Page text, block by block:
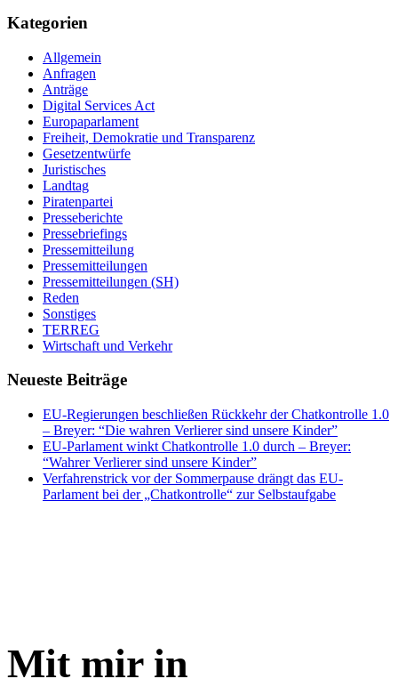
Kategorien
Allgemein
Anfragen
Anträge
Digital Services Act
Europaparlament
Freiheit, Demokratie und Transparenz
Gesetzentwürfe
Juristisches
Landtag
Piratenpartei
Presseberichte
Pressebriefings
Pressemitteilung
Pressemitteilungen
Pressemitteilungen (SH)
Reden
Sonstiges
TERREG
Wirtschaft und Verkehr
Neueste Beiträge
EU-Regierungen beschließen Rückkehr der Chatkontrolle 1.0
– Breyer: “Die wahren Verlierer sind unsere Kinder”
EU-Parlament winkt Chatkontrolle 1.0 durch – Breyer:
“Wahrer Verlierer sind unsere Kinder”
Verfahrenstrick vor der Sommerpause drängt das EU-
Parlament bei der „Chatkontrolle“ zur Selbstaufgabe
Mit mir in